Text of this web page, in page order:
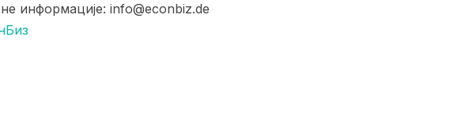
информације: info@econbiz.de